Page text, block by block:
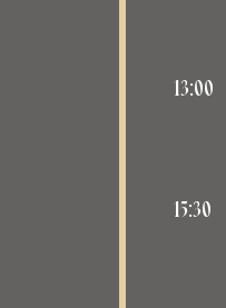
13:00
15:30